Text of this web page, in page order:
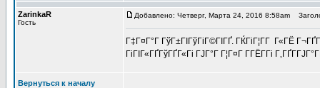
ZarinkaR
Гость
Добавлено: Четверг, Марта 24, 2016 8:58am
Г‡Г¤Г°Г ГўГ±ГІГўГіГ©ГІГҐ. ГЌГіГ¦Г­Г Г«ГЁ
ГіГІГ«ГҐГўГҐГ«Гі ГЈГ°Г Г¦Г¤Г Г­ГЁГ­Гі
Вернуться к началу